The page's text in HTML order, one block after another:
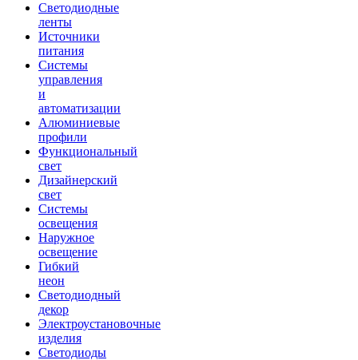
Светодиодные
ленты
Источники
питания
Системы
управления
и
автоматизации
Алюминиевые
профили
Функциональный
свет
Дизайнерский
свет
Системы
освещения
Наружное
освещение
Гибкий
неон
Светодиодный
декор
Электроустановочные
изделия
Светодиоды